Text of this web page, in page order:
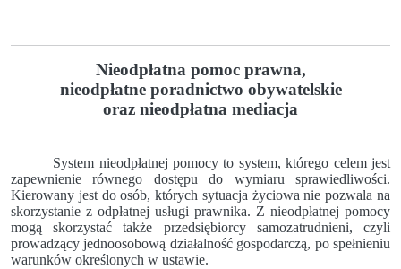
Nieodpłatna pomoc prawna,
nieodpłatne poradnictwo obywatelskie
oraz nieodpłatna mediacja
System nieodpłatnej pomocy to system, którego celem jest
zapewnienie równego dostępu do wymiaru sprawiedliwości.
Kierowany jest do osób, których sytuacja życiowa nie pozwala na
skorzystanie z odpłatnej usługi prawnika. Z nieodpłatnej pomocy
mogą skorzystać także przedsiębiorcy samozatrudnieni, czyli
prowadzący jednoosobową działalność gospodarczą, po spełnieniu
warunków określonych w ustawie.